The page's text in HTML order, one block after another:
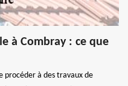
à Combray : ce que
procéder à des travaux de